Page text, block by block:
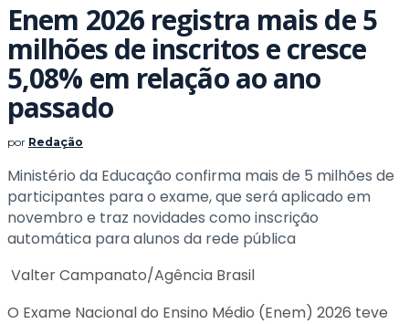
Enem 2026 registra mais de 5
milhões de inscritos e cresce
5,08% em relação ao ano
passado
por Redação
Ministério da Educação confirma mais de 5 milhões de
participantes para o exame, que será aplicado em
novembro e traz novidades como inscrição
automática para alunos da rede pública
Valter Campanato/Agência Brasil
O Exame Nacional do Ensino Médio (Enem) 2026 teve